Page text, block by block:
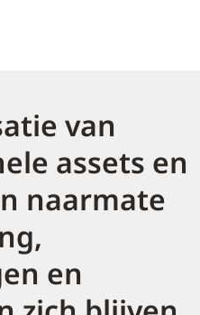
van
assets en
naarmate
en